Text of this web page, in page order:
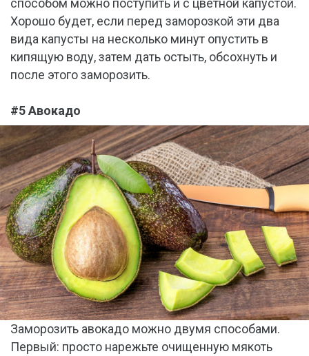
способом можно поступить и с цветной капустой.
Хорошо будет, если перед заморозкой эти два
вида капусты на несколько минут опустить в
кипящую воду, затем дать остыть, обсохнуть и
после этого заморозить.
#5 Авокадо
Заморозить авокадо можно двумя способами.
Первый: просто нарежьте очищенную мякоть